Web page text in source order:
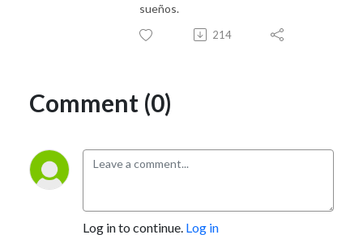
sueños.
214
Comment (0)
Log in to continue. Log in